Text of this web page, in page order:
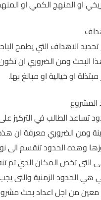
او المنهج الكمي او
الاهداف التي يطمح
البحث ومن الضروري ان
او خيالية او مبالغ بها.
المشروع
تساعد الطالب في التركيز
ومن الضروري معرفة ان
وهذه الحدود تنقسم الى
التى تخص المكان الذي تم
هي الحدود الزمنية والتى
معين من اجل اعداد بحث